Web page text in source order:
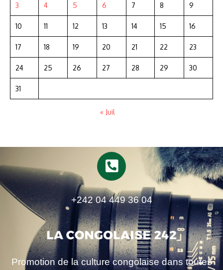
3 4 5 6 7 8 9
10 11 12 13 14 15 16
17 18 19 20 21 22 23
24 25 26 27 28 29 30
31
« Juil
+242 04 449 36 04
Promotion de la culture congolaise dans toutes